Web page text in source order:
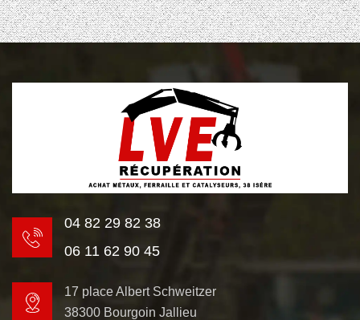
04 82 29 82 38
06 11 62 90 45
17 place Albert Schweitzer
38300 Bourgoin Jallieu